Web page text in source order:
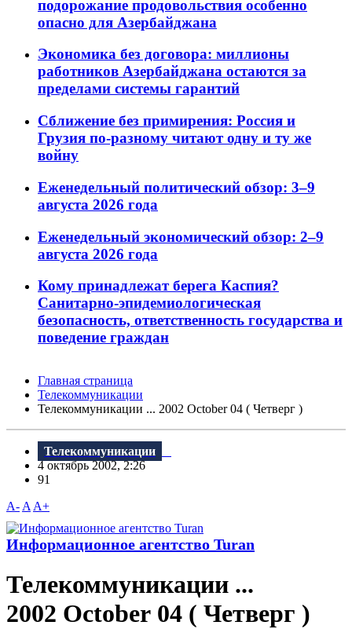
подорожание продовольствия особенно
опасно для Азербайджана
Экономика без договора: миллионы
работников Азербайджана остаются за
пределами системы гарантий
Сближение без примирения: Россия и
Грузия по-разному читают одну и ту же
войну
Еженедельный политический обзор: 3–9
августа 2026 года
Еженедельный экономический обзор: 2–9
августа 2026 года
Кому принадлежат берега Каспия?
Санитарно-эпидемиологическая
безопасность, ответственность государства и
поведение граждан
Главная страница
Телекоммуникации
Телекоммуникации ... 2002 October 04 ( Четверг )
Телекоммуникации
4 октябрь 2002, 2:26
91
A- A A+
Информационное агентство Turan
Телекоммуникации ...
2002 October 04 ( Четверг )